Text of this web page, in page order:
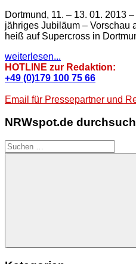
Dortmund, 11. – 13. 01. 2013
jähriges Jubiläum – Vorschau
heiß auf Supercross in
weiterlesen...
HOTLINE zur Redaktion:
+49 (0)179 100 75 66
Email für Pressepartner und
NRWspot.de
Suchen
nach:
Suchen